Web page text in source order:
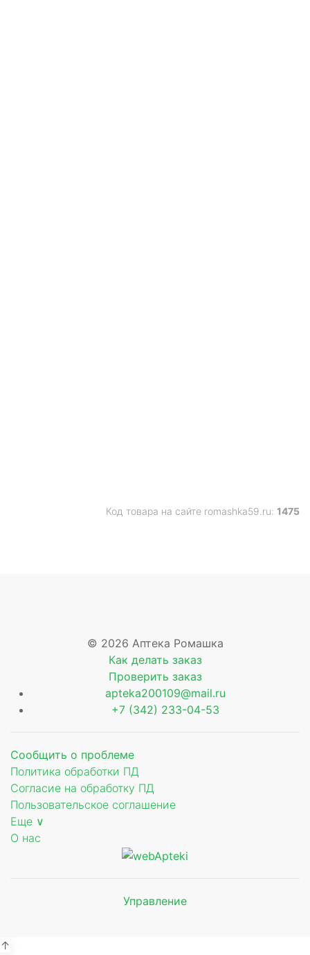
Код товара на сайте romashka59.ru: 1475
© 2026 Аптека Ромашка
Как делать заказ
Проверить заказ
apteka200109@mail.ru
+7 (342) 233-04-53
Сообщить о проблеме
Политика обработки ПД
Согласие на обработку ПД
Пользовательское соглашение
Еще ∨
О нас
Управление
↑
Мы будем